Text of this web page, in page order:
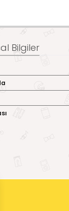
Bilgiler